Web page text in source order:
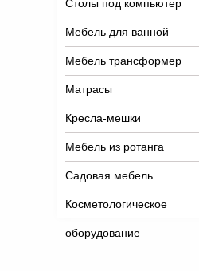
Столы под компьютер
Мебель для ванной
Мебель трансформер
Матрасы
Кресла-мешки
Мебель из ротанга
Садовая мебель
Косметологическое
оборудование